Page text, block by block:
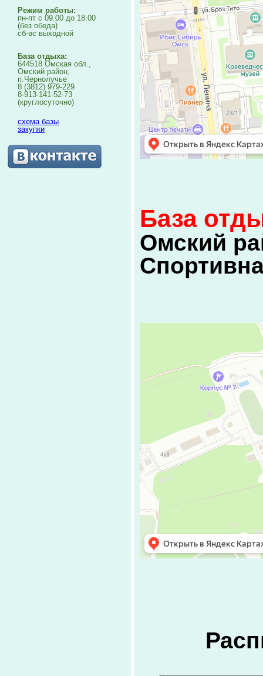
Режим работы:
пн-пт с 09.00 до 18.00
(без обеда)
сб-вс выходной
База отдыха:
644518 Омская обл.,
Омский район,
п.Чернолучье
8 (3812) 979-229
8-913-141-52-73
(круглосуточно)
схема базы
закупки
База
Омский